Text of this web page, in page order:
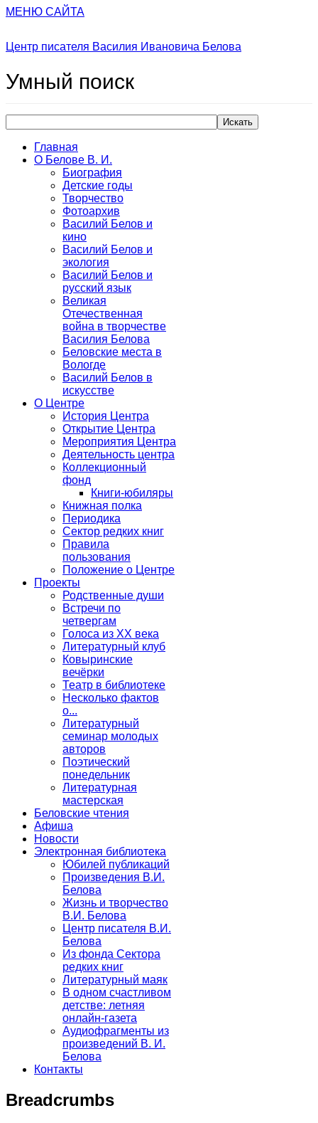
МЕНЮ САЙТА
Центр писателя Василия Ивановича Белова
Умный поиск
Искать
Главная
О Белове В. И.
Биография
Детские годы
Творчество
Фотоархив
Василий Белов и
кино
Василий Белов и
экология
Василий Белов и
русский язык
Великая
Отечественная
война в творчестве
Василия Белова
Беловские места в
Вологде
Василий Белов в
искусстве
О Центре
История Центра
Открытие Центра
Мероприятия Центра
Деятельность центра
Коллекционный
фонд
Книги-юбиляры
Книжная полка
Периодика
Сектор редких книг
Правила
пользования
Положение о Центре
Проекты
Родственные души
Встречи по
четвергам
Голоса из ХХ века
Литературный клуб
Ковыринские
вечёрки
Театр в библиотеке
Несколько фактов
о...
Литературный
семинар молодых
авторов
Поэтический
понедельник
Литературная
мастерская
Беловские чтения
Афиша
Новости
Электронная библиотека
Юбилей публикаций
Произведения В.И.
Белова
Жизнь и творчество
В.И. Белова
Центр писателя В.И.
Белова
Из фонда Сектора
редких книг
Литературный маяк
В одном счастливом
детстве: летняя
онлайн-газета
Аудиофрагменты из
произведений В. И.
Белова
Контакты
Breadcrumbs